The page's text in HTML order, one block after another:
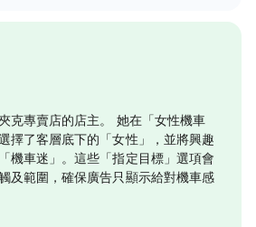
克專賣店的店主。 她在「女性機車
擇了客層底下的「女性」，並將興趣
機車迷」。這些「指定目標」選項會
及範圍，確保廣告只顯示給對機車感